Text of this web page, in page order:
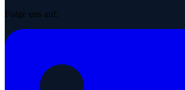
Folge uns auf: